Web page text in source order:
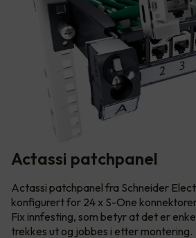
Actassi patchpanel
Actassi patchpanel fra Schneider
konfigurert for 24 x S-One
Fix innfesting, som betyr at det er
trekkes ut og jobbes i etter montering.